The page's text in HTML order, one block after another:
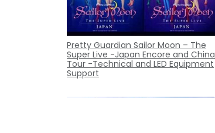
Pretty Guardian Sailor Moon – The
Super Live -Japan Encore and China
Tour -Technical and LED Equipment
Support